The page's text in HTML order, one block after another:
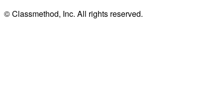
© Classmethod, Inc. All rights reserved.